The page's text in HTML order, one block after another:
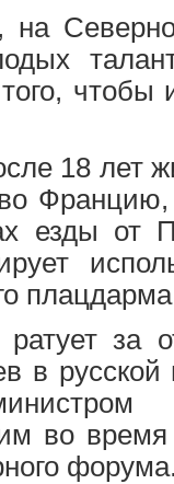
чтобы
18
Францию,
езды от
за
в
во